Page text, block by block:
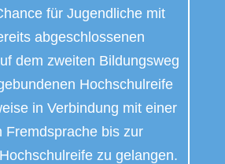
für Jugendliche mit
abgeschlossenen
dem zweiten Bildungsweg
Hochschulreife
in Verbindung mit einer
Fremdsprache bis zur
zu gelangen.